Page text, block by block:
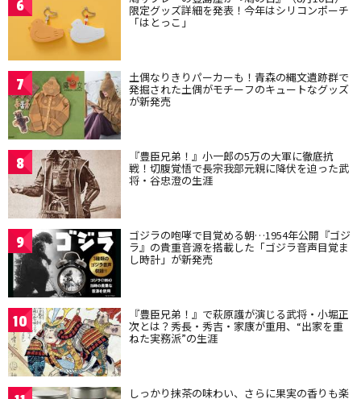
6 限定グッズ詳細を発表！今年はシリコンポーチ
「はとっこ」
7 土偶なりきりパーカーも！青森の縄文遺跡群で
発掘された土偶がモチーフのキュートなグッズ
が新発売
8 『豊臣兄弟！』小一郎の5万の大軍に徹底抗
戦！切腹覚悟で長宗我部元親に降伏を迫った武
将・谷忠澄の生涯
9 ゴジラの咆哮で目覚める朝…1954年公開『ゴジ
ラ』の貴重音源を搭載した「ゴジラ音声目覚ま
し時計」が新発売
10 『豊臣兄弟！』で萩原護が演じる武将・小堀正
次とは？秀長・秀吉・家康が重用、“出家を重
ねた実務派”の生涯
しっかり抹茶の味わい、さらに果実の香りも楽